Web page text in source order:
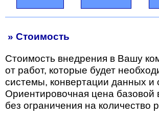
» Стоимость
Стоимость внедрения в Вашу
от работ, которые будет
системы, конвертации данных и
Ориентировочная цена базовой
без ограничения на количество